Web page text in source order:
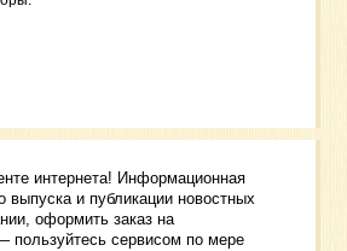
ли заводить банковскую карту для
кредита наличными в банке
,25 March, 2022
интернета! Информационная
выпуска и публикации новостных
оформить заказ на
пользуйтесь сервисом по мере